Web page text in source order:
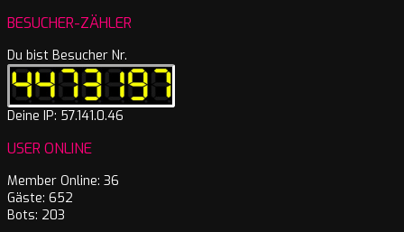
BESUCHER-ZÄHLER
Du bist Besucher Nr.
Deine IP: 57.141.0.46
USER ONLINE
Member Online: 36
Gäste: 652
Bots: 203